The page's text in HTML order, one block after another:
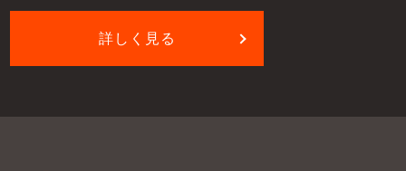
詳しく見る